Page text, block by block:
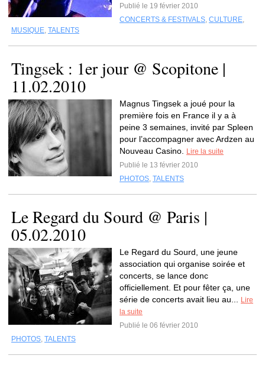
Publié le 19 février 2010
CONCERTS & FESTIVALS, CULTURE,
MUSIQUE, TALENTS
Tingsek : 1er jour @ Scopitone |
11.02.2010
Magnus Tingsek a joué pour la
première fois en France il y a à
peine 3 semaines, invité par Spleen
pour l’accompagner avec Ardzen au
Nouveau Casino.
Lire la suite
Publié le 13 février 2010
PHOTOS, TALENTS
Le Regard du Sourd @ Paris |
05.02.2010
Le Regard du Sourd, une jeune
association qui organise soirée et
concerts, se lance donc
officiellement. Et pour fêter ça, une
série de concerts avait lieu au...
Lire
la suite
Publié le 06 février 2010
PHOTOS, TALENTS